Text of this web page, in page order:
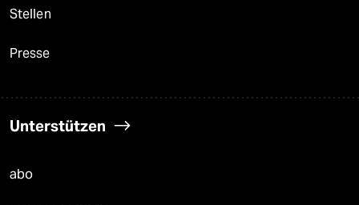
Stellen
Presse
Unterstützen
abo